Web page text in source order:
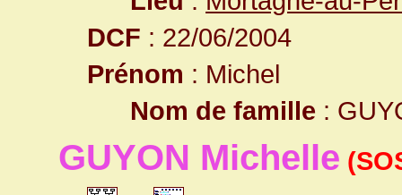
DCF : 22/06/2004
Prénom : Michel
Nom de famille :
GUYON Michelle